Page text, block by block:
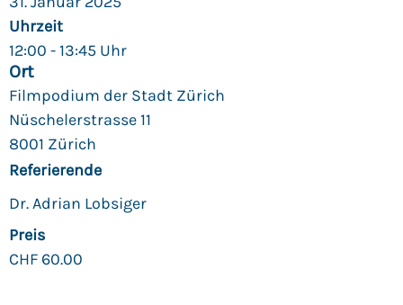
Uhrzeit
12:00 - 13:45 Uhr
Ort
Filmpodium der Stadt Zürich
Nüschelerstrasse 11
8001 Zürich
Referierende
Dr. Adrian Lobsiger
Preis
CHF 60.00